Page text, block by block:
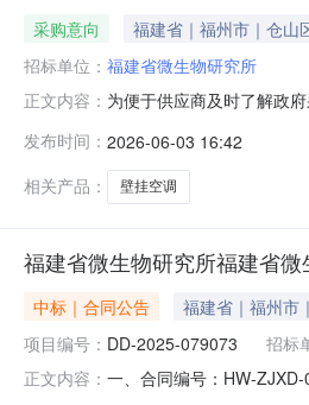
采购意向 福建省｜福州市｜仓山
招标单位： 福建省微生物研究所
正文内容： 为便于供应商及时了解政
要求：改善工作环境，防
研究所2026年06
发布时间： 2026-06-03 16:42
相关产品：
壁挂空调
福建省微生物研究所福建省
中标｜合同公告 福建省｜福州市
项目编号： DD-2025-079073 招标
正文内容： 一、合同编号：HW-